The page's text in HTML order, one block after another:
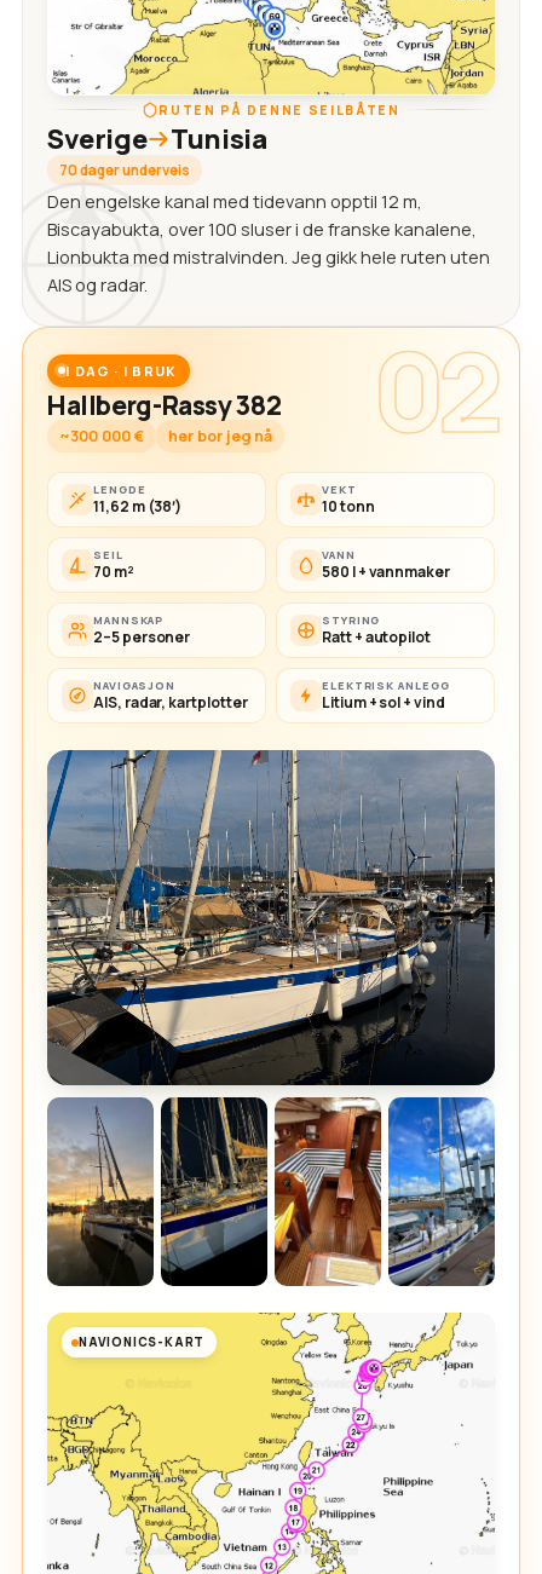
RUTEN PÅ DENNE SEILBÅTEN
Sverige Tunisia
70 dager underveis
Den engelske kanal med tidevann opptil 12 m,
Biscayabukta, over 100 sluser i de franske kanalene,
Lionbukta med mistralvinden. Jeg gikk hele ruten uten
AIS og radar.
02
I DAG · I BRUK
Hallberg-Rassy 382
~300 000 € her bor jeg nå
LENGDE
11,62 m (38′)
VEKT
10 tonn
SEIL
70 m²
VANN
580 l + vannmaker
MANNSKAP
2–5 personer
STYRING
Ratt + autopilot
NAVIGASJON
AIS, radar, kartplotter
ELEKTRISK ANLEGG
Litium + sol + vind
NAVIONICS-KART